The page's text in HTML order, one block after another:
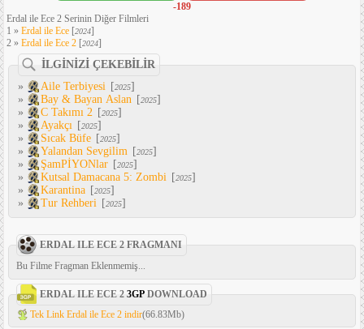
-189
Erdal ile Ece 2 Serinin Diğer Filmleri
1 » Erdal ile Ece [2024]
2 » Erdal ile Ece 2 [2024]
İLGİNİZİ ÇEKEBİLİR
»
Aile Terbiyesi [2025]
»
Bay & Bayan Aslan [2025]
»
C Takımı 2 [2025]
»
Ayakçı [2025]
»
Sıcak Büfe [2025]
»
Yalandan Sevgilim [2025]
»
ŞamPİYONlar [2025]
»
Kutsal Damacana 5: Zombi [2025]
»
Karantina [2025]
»
Tur Rehberi [2025]
ERDAL ILE ECE 2 FRAGMANI
Bu Filme Fragman Eklenmemiş...
ERDAL ILE ECE 2 3GP DOWNLOAD
Tek Link Erdal ile Ece 2 indir(66.83Mb)